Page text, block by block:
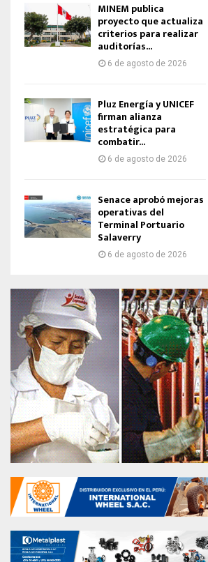
MINEM publica
proyecto que actualiza
criterios para realizar
auditorías...
6 de agosto de 2026
Pluz Energía y UNICEF
firman alianza
estratégica para
combatir...
6 de agosto de 2026
Senace aprobó mejoras
operativas del
Terminal Portuario
Salaverry
6 de agosto de 2026